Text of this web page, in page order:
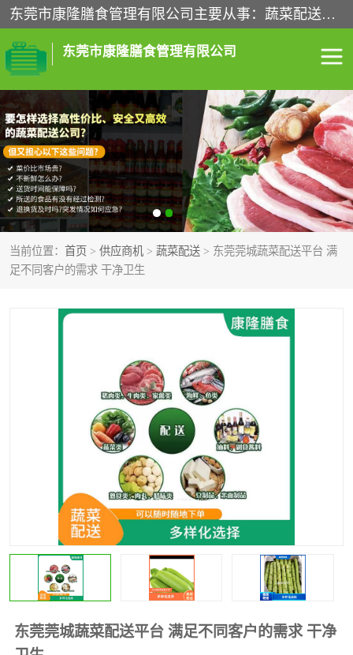
东莞市康隆膳食管理有限公司主要从事：蔬菜配送、食堂承包、企业工厂食堂承包、机关单位食堂承包、调味品配送、粮油配送、干货配送、副食配送、水果配送、海鲜配送等业务，东莞蔬菜配送电话，咨询在线客服。
东莞市康隆膳食管理有限公司
当前位置： 首页 > 供应商机 > 蔬菜配送 > 东莞莞城蔬菜配送平台 满
足不同客户的需求 干净卫生
东莞莞城蔬菜配送平台 满足不同客户的需求 干净
食堂承包 蔬菜配送
粮油配送 鲜肉配送
海鲜配送 食材配送
调料配送 企业工厂食堂承包
副食配送